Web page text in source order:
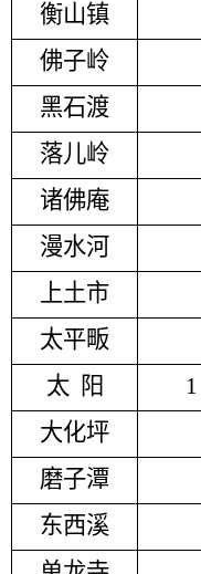
衡山镇
佛子岭
黑石渡
落儿岭
诸佛庵
漫水河
上土市
太平畈
太
阳 1
大化坪
磨子潭
东西溪